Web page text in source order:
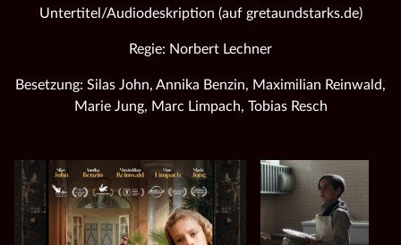
Untertitel/Audiodeskription (auf gretaundstarks.de)
Regie: Norbert Lechner
Besetzung: Silas John, Annika Benzin, Maximilian Reinwald,
Marie Jung, Marc Limpach, Tobias Resch